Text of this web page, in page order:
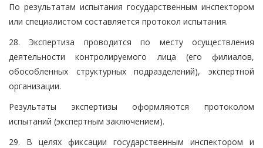
По результатам испытания государственным инспектором
или специалистом составляется протокол испытания.
28. Экспертиза проводится по месту осуществления
деятельности контролируемого лица (его филиалов,
обособленных структурных подразделений), экспертной
организации.
Результаты экспертизы оформляются протоколом
испытаний (экспертным заключением).
29. В целях фиксации государственным инспектором и